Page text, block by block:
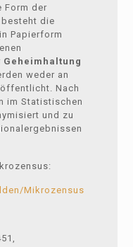
Form der
die
Papierform
Geheimhaltung
weder an
Nach
im Statistischen
und zu
Mikrozensus